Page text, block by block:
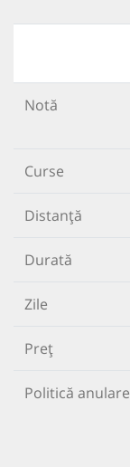
Notă
Curse
Distanță
Durată
Zile
Preț
Politică anulare